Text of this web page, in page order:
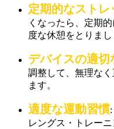
定期的なストレ
くなったら、定期
度な休憩をとりまし
デバイスの適切
調整して、無理な
ます。
適度な運動習慣
レングス・トレー